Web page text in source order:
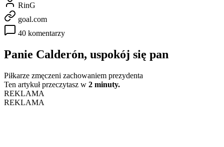
RinG
goal.com
40 komentarzy
Panie Calderón, uspokój się pan
Piłkarze zmęczeni zachowaniem prezydenta
Ten artykuł przeczytasz w 2 minuty.
REKLAMA
REKLAMA